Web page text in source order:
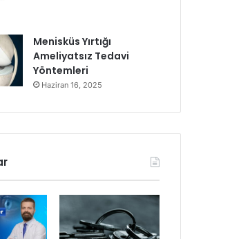
Menisküs Yırtığı
Ameliyatsız Tedavi
Yöntemleri
Haziran 16, 2025